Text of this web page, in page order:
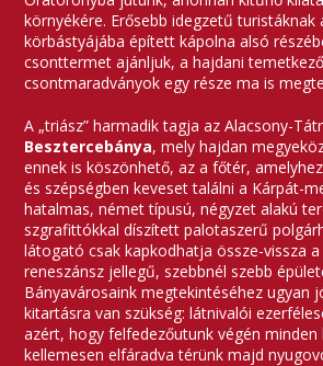
környékére. Erősebb idegzetű turistáknak
körbástyájába épített kápolna alsó
csonttermet ajánljuk, a hajdani
csontmaradványok egy része ma is
A „triász” harmadik tagja az Alacsony-
Besztercebánya, mely hajdan
ennek is köszönhető, az a főtér,
és szépségben keveset találni a Kárpát-
hatalmas, német típusú, négyzet alakú
szgrafittókkal díszített palotaszerű
látogató csak kapkodhatja össze-vissza
reneszánsz jellegű, szebbnél szebb
Bányavárosaink megtekintéséhez ugyan
kitartásra van szükség: látnivalói
azért, hogy felfedezőutunk végén minden
kellemesen elfáradva térünk majd